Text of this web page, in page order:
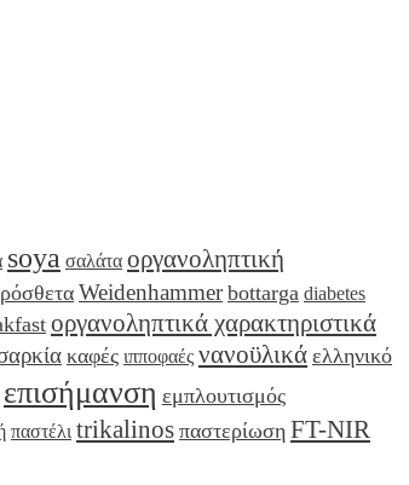
soya σαλάτα οργανοληπτική
Weidenhammer bottarga diabetes
οργανοληπτικά χαρακτηριστικά
καφές ιπποφαές νανοϋλικά ελληνικό
επισήμανση εμπλουτισμός
παστέλι trikalinos παστερίωση FT-NIR